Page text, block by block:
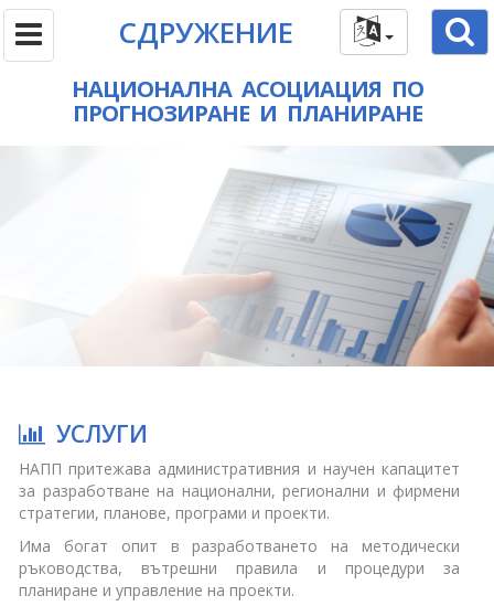
СДРУЖЕНИЕ
НАЦИОНАЛНА АСОЦИАЦИЯ ПО
ПРОГНОЗИРАНЕ И ПЛАНИРАНЕ
УСЛУГИ
НАПП притежава административния и научен капацитет
за разработване на национални, регионални и фирмени
стратегии, планове, програми и проекти.
Има богат опит в разработването на методически
ръководства, вътрешни правила и процедури за
планиране и управление на проекти.